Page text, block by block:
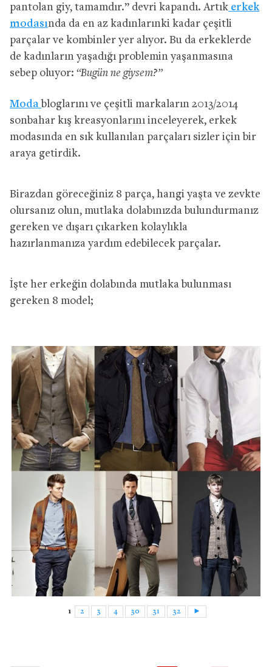
pantolan giy, tamamdır.” devri kapandı. Artık erkek
modasında da en az kadınlarınki kadar çeşitli
parçalar ve kombinler yer alıyor. Bu da erkeklerde
de kadınların yaşadığı problemin yaşanmasına
sebep oluyor: “Bugün ne giysem?”
Moda bloglarını ve çeşitli markaların 2013/2014
sonbahar kış kreasyonlarını inceleyerek, erkek
modasında en sık kullanılan parçaları sizler için bir
araya getirdik.
Birazdan göreceğiniz 8 parça, hangi yaşta ve zevkte
olursanız olun, mutlaka dolabınızda bulundurmanız
gereken ve dışarı çıkarken kolaylıkla
hazırlanmanıza yardım edebilecek parçalar.
İşte her erkeğin dolabında mutlaka bulunması
gereken 8 model;
1 2 3 4 30 31 32 ►